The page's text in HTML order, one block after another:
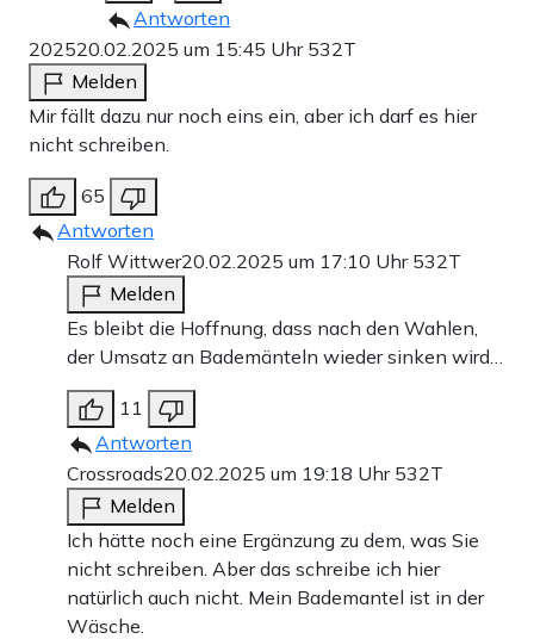
Antworten
202520.02.2025 um 15:45 Uhr 532T
Melden
Mir fällt dazu nur noch eins ein, aber ich darf es hier
nicht schreiben.
65
Antworten
Rolf Wittwer20.02.2025 um 17:10 Uhr 532T
Melden
Es bleibt die Hoffnung, dass nach den Wahlen,
der Umsatz an Bademänteln wieder sinken wird…
11
Antworten
Crossroads20.02.2025 um 19:18 Uhr 532T
Melden
Ich hätte noch eine Ergänzung zu dem, was Sie
nicht schreiben. Aber das schreibe ich hier
natürlich auch nicht. Mein Bademantel ist in der
Wäsche.